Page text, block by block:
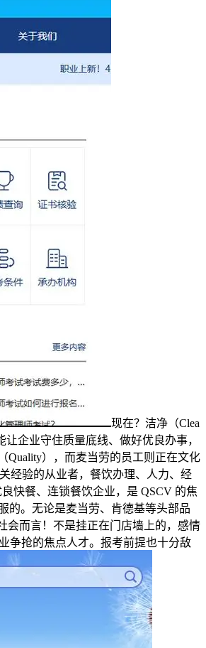
现在？洁净（Clea
企业守住质量底线、做好优良办事，
Quality），而麦当劳的员工则正在文化
经验的从业者，餐饮办理、人力、经
快餐、连锁餐饮企业，是 QSCV 的焦
的。无论是麦当劳、肯德基等头部品
会而言！不是挂正在门店墙上的，感情
争抢的焦点人才。报考前提也十分敌